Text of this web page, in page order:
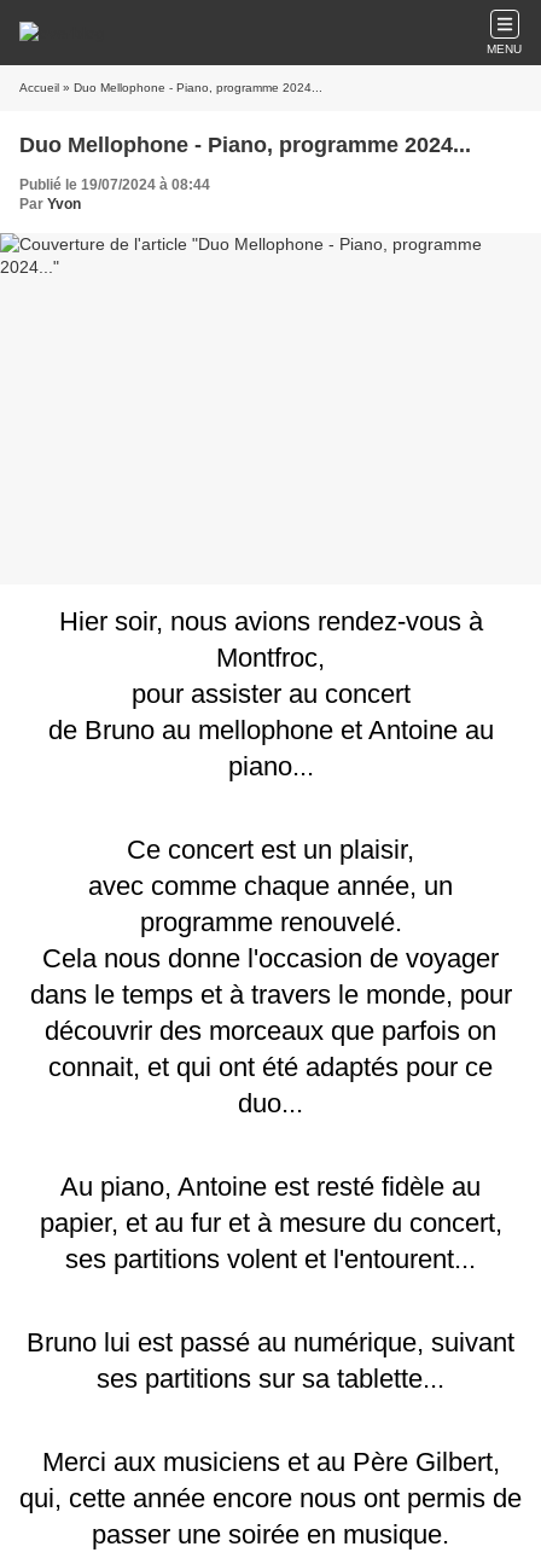
MENU
Accueil » Duo Mellophone - Piano, programme 2024...
Duo Mellophone - Piano, programme 2024...
Publié le 19/07/2024 à 08:44
Par Yvon
Hier soir, nous avions rendez-vous à
Montfroc,
pour assister au concert
de Bruno au mellophone et Antoine au
piano...
Ce concert est un plaisir,
avec comme chaque année, un
programme renouvelé.
Cela nous donne l'occasion de voyager
dans le temps et à travers le monde, pour
découvrir des morceaux que parfois on
connait, et qui ont été adaptés pour ce
duo...
Au piano, Antoine est resté fidèle au
papier, et au fur et à mesure du concert,
ses partitions volent et l'entourent...
Bruno lui est passé au numérique, suivant
ses partitions sur sa tablette...
Merci aux musiciens et au Père Gilbert,
qui, cette année encore nous ont permis de
passer une soirée en musique.